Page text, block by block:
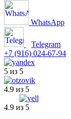
WhatsApp
Telegram
+7 (916) 024-67-94
5 из 5
4.9 из 5
4.9 из 5